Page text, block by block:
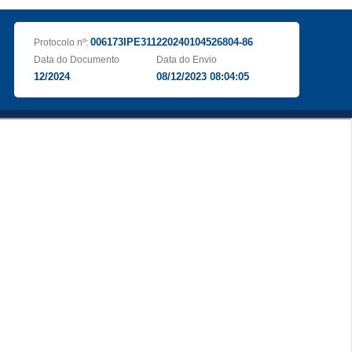
Protocolo nº: 006173IPE311220240104526804-86
Data do Documento
12/2024
Data do Envio
08/12/2023 08:04:05